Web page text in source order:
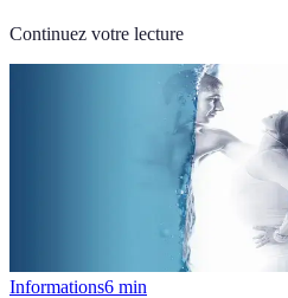
Continuez votre lecture
Informations6 min